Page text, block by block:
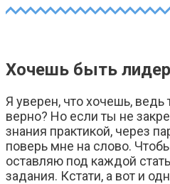
Хочешь быть
Я уверен, что хочешь, ведь
верно? Но если ты не
знания практикой, через
поверь мне на слово.
оставляю под каждой
задания. Кстати, а вот и